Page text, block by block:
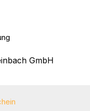
GmbH